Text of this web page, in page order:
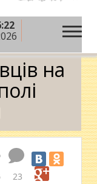
основних
на
23